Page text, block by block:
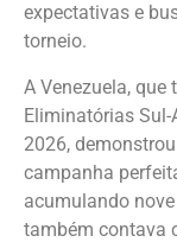
expectativas e
torneio.
A Venezuela,
Eliminatórias
2026,
campanha
acumulando
também contava